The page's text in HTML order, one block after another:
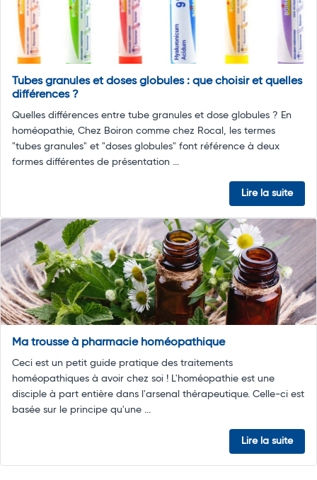
Tubes granules et doses globules : que choisir et quelles
différences ?
Quelles différences entre tube granules et dose globules ? En
homéopathie, Chez Boiron comme chez Rocal, les termes
"tubes granules" et "doses globules" font référence à deux
formes différentes de présentation ...
Lire la suite
Ma trousse à pharmacie homéopathique
Ceci est un petit guide pratique des traitements
homéopathiques à avoir chez soi ! L'homéopathie est une
disciple à part entière dans l'arsenal thérapeutique. Celle-ci est
basée sur le principe qu'une ...
Lire la suite